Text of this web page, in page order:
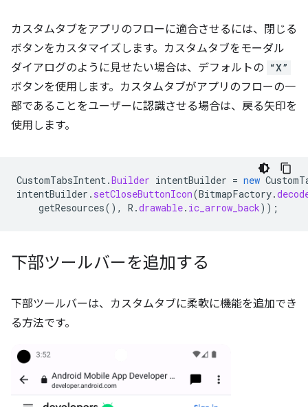
カスタムタブをアプリのフローに適合させるには、閉じる
ボタンをカスタマイズします。カスタムタブをモーダル
ダイアログのように見せたい場合は、デフォルトの “X”
ボタンを使用します。カスタムタブがアプリのフローの一
部であることをユーザーに認識させる場合は、戻る矢印を
使用します。
CustomTabsIntent.Builder intentBuilder = new
intentBuilder . setCloseButtonIcon(BitmapFactory.
getResources(), R .drawable. ic_arrow_back));
下部ツールバーを追加する
下部ツールバーは、カスタムタブに柔軟に機能を追加でき
る方法です。